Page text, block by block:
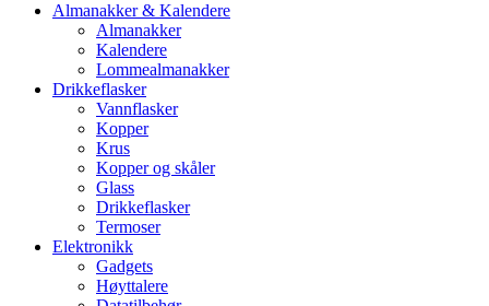
Almanakker & Kalendere
Almanakker
Kalendere
Lommealmanakker
Drikkeflasker
Vannflasker
Kopper
Krus
Kopper og skåler
Glass
Drikkeflasker
Termoser
Elektronikk
Gadgets
Høyttalere